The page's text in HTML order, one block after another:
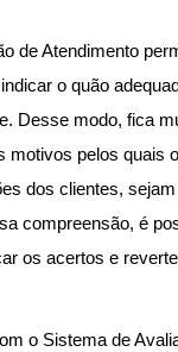
de Atendimento
o quão
Desse modo, fica
motivos pelos quais
dos clientes,
compreensão, é
os acertos e
o Sistema de